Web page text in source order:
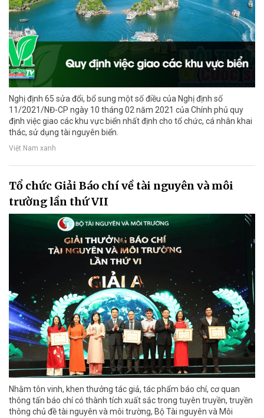
Nghị định 65 sửa đổi, bổ sung một số điều của Nghị định số
11/2021/NĐ-CP ngày 10 tháng 02 năm 2021 của Chính phủ quy
định việc giao các khu vực biển nhất định cho tổ chức, cá nhân khai
thác, sử dụng tài nguyên biển.
Việt Nam xanh
Tổ chức Giải Báo chí về tài nguyên và môi
trường lần thứ VII
Nhằm tôn vinh, khen thưởng tác giả, tác phẩm báo chí, cơ quan
thông tấn báo chí có thành tích xuất sắc trong tuyên truyền, truyền
thông chủ đề tài nguyên và môi trường, Bộ Tài nguyên và Môi